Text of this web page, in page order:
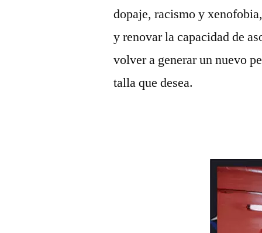
dopaje, racismo y
y renovar la capacidad de
volver a generar un nuevo
talla que desea.